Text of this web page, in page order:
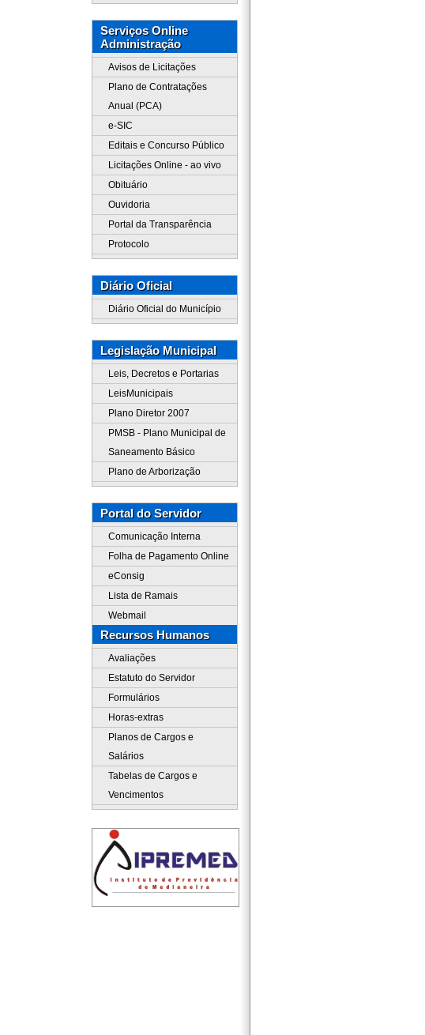
Serviços Online
Administração
Avisos de Licitações
Plano de Contratações
Anual (PCA)
e-SIC
Editais e Concurso Público
Licitações Online - ao vivo
Obituário
Ouvidoria
Portal da Transparência
Protocolo
Diário Oficial
Diário Oficial do Município
Legislação Municipal
Leis, Decretos e Portarias
LeisMunicipais
Plano Diretor 2007
PMSB - Plano Municipal de
Saneamento Básico
Plano de Arborização
Portal do Servidor
Comunicação Interna
Folha de Pagamento Online
eConsig
Lista de Ramais
Webmail
Recursos Humanos
Avaliações
Estatuto do Servidor
Formulários
Horas-extras
Planos de Cargos e
Salários
Tabelas de Cargos e
Vencimentos